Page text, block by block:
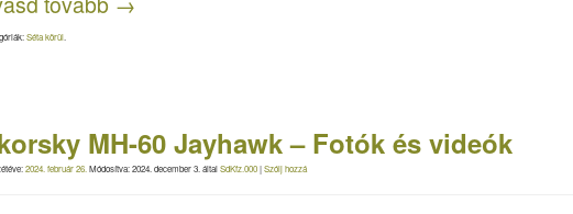
Séta körül
MH-60 Jayhawk – Fotók és videók
2024. február 26. Módosítva:2024. december 3. általSdKfz.000|Szólj hozzá